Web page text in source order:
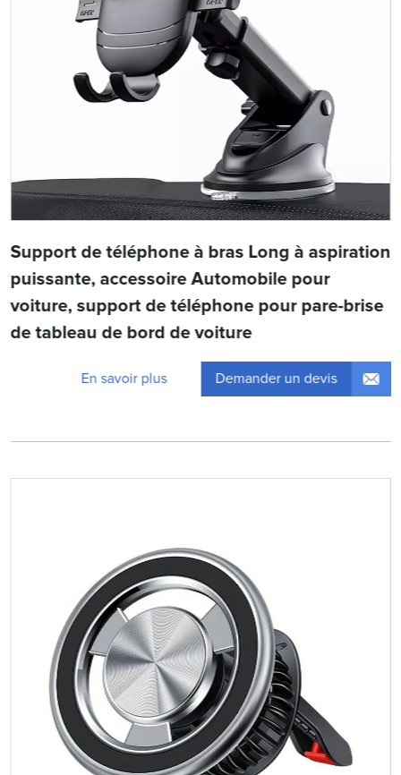
Support de téléphone à bras Long à aspiration
puissante, accessoire Automobile pour
voiture, support de téléphone pour pare-brise
de tableau de bord de voiture
En savoir plus Demander un devis